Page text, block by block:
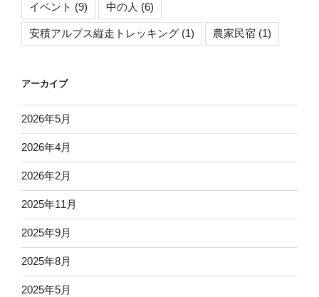
っ
て
大
イベント (9) 中の人 (6)
安積アルプス縦走トレッキング (1) 農家民宿 (1)
アーカイブ
2026年5月
2026年4月
2026年2月
2025年11月
2025年9月
2025年8月
2025年5月